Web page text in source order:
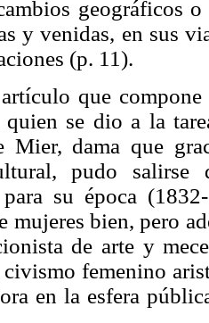
geográficos
y venidas, en sus
(p. 11).
que
quien se dio a la
Mier, dama que
pudo salirse
para su época
mujeres bien, pero
de arte y
femenino
en la esfera